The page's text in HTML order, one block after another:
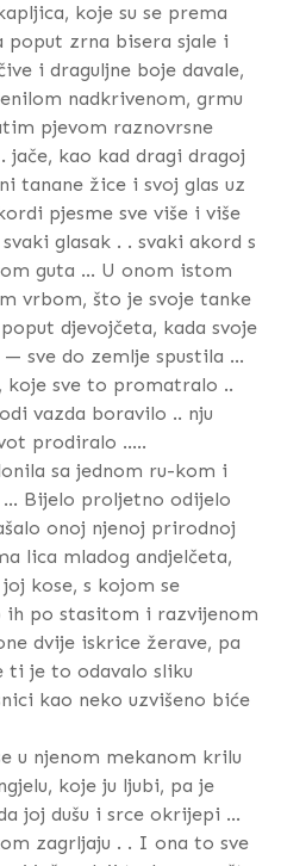
koje su se prema
poput zrna bisera sjale i
i draguljne boje davale,
nadkrivenom, grmu
pjevom raznovrsne
jače, kao kad dragi dragoj
tanane žice i svoj glas uz
pjesme sve više i više
glasak . . svaki akord s
guta ... U onom istom
vrbom, što je svoje tanke
djevojčeta, kada svoje
sve do zemlje spustila ...
koje sve to promatralo ..
vazda boravilo .. nju
prodiralo .....
sa jednom ru-kom i
Bijelo proljetno odijelo
onoj njenoj prirodnoj
lica mladog andjelčeta,
kose, s kojom se
po stasitom i razvijenom
dvije iskrice žerave, pa
ti je to odavalo sliku
kao neko uzvišeno biće
u njenom mekanom krilu
koje ju ljubi, pa je
joj dušu i srce okrijepi ...
zagrljaju . . I ona to sve